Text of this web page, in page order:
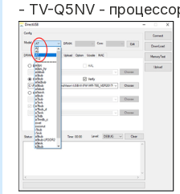
- TV-Q5NV -